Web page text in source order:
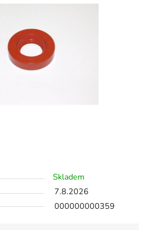
Skladem
7.8.2026
000000000359